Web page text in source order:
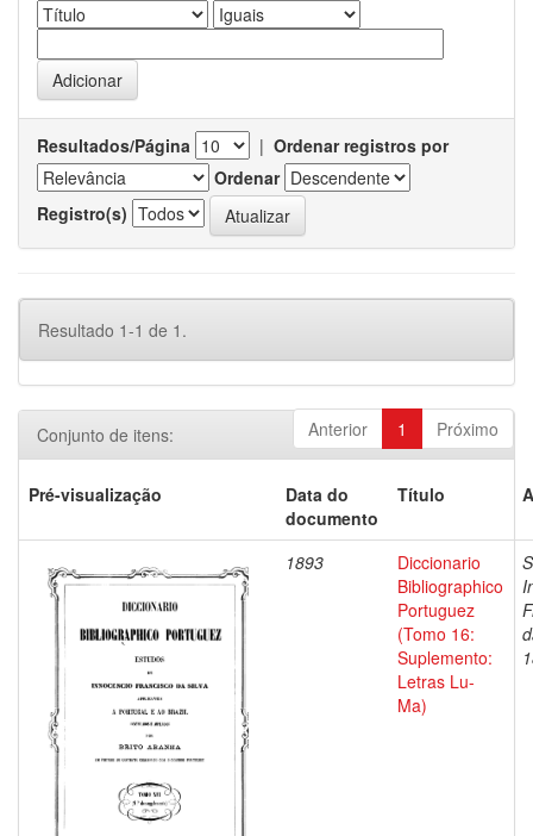
Resultados/Página | Ordenar registros por
Ordenar
Registro(s)
Resultado 1-1 de 1.
Anterior 1 Próximo
Conjunto de itens:
Pré-visualização
Data do
documento
Título
1893
Diccionario
Bibliographico
Portuguez
(Tomo 16:
Suplemento:
Letras Lu-
Ma)